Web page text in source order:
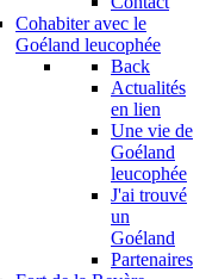
Cohabiter avec le
Goéland leucophée
Back
Actualités
en lien
Une vie de
Goéland
leucophée
J'ai trouvé
un
Goéland
Partenaires